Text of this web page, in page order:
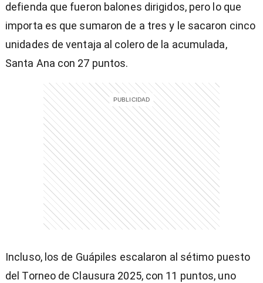
defienda que fueron balones dirigidos, pero lo que
importa es que sumaron de a tres y le sacaron cinco
unidades de ventaja al colero de la acumulada,
Santa Ana con 27 puntos.
Incluso, los de Guápiles escalaron al sétimo puesto
del Torneo de Clausura 2025, con 11 puntos, uno